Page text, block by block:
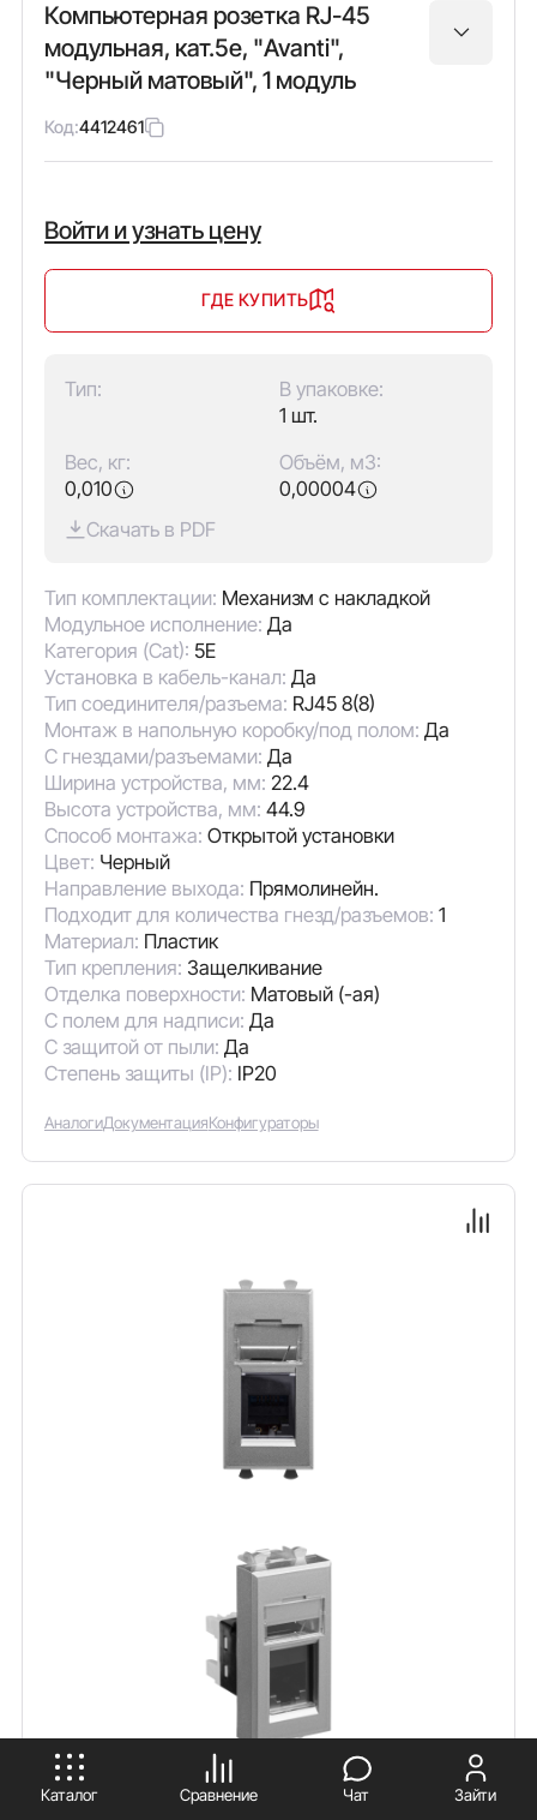
Компьютерная розетка RJ-45
модульная, кат.5е, "Avanti",
"Черный матовый", 1 модуль
Код:4412461
Войти и узнать цену
ГДЕ КУПИТЬ
Тип:
В упаковке:
1 шт.
Вес, кг:
0,010
Объём, м3:
0,00004
Скачать в PDF
Тип комплектации: Механизм с накладкой
Модульное исполнение: Да
Категория (Cat): 5E
Установка в кабель-канал: Да
Тип соединителя/разъема: RJ45 8(8)
Монтаж в напольную коробку/под полом: Да
С гнездами/разъемами: Да
Ширина устройства, мм: 22.4
Высота устройства, мм: 44.9
Способ монтажа: Открытой установки
Цвет: Черный
Направление выхода: Прямолинейн.
Подходит для количества гнезд/разъемов: 1
Материал: Пластик
Тип крепления: Защелкивание
Отделка поверхности: Матовый (-ая)
С полем для надписи: Да
С защитой от пыли: Да
Степень защиты (IP): IP20
АналогиДокументацияКонфигураторы
Каталог Сравнение Чат Зайти
ПРИНИМАЮ